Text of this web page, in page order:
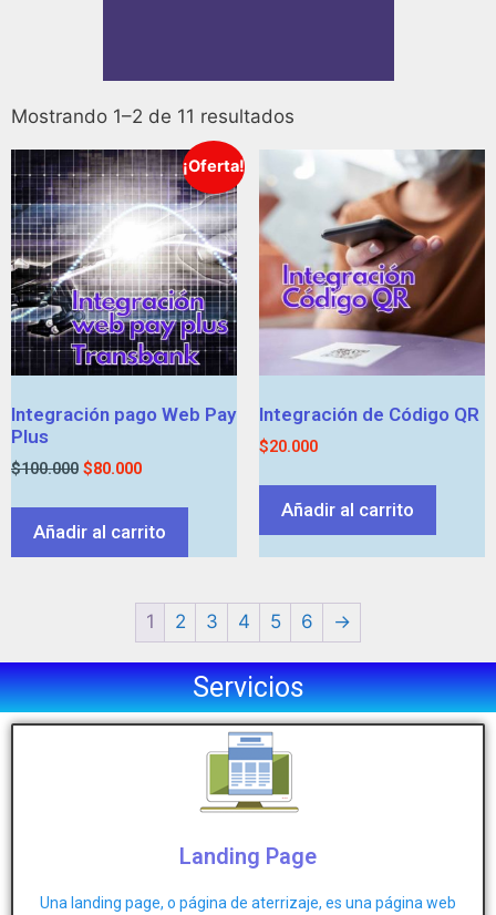
Mostrando 1–2 de 11 resultados
¡Oferta!
Integración pago Web Pay
Plus
$100.000 $80.000
Añadir al carrito
Integración de Código QR
$20.000
Añadir al carrito
1 2 3 4 5 6 →
Servicios
Landing Page
Una landing page, o página de aterrizaje, es una página web